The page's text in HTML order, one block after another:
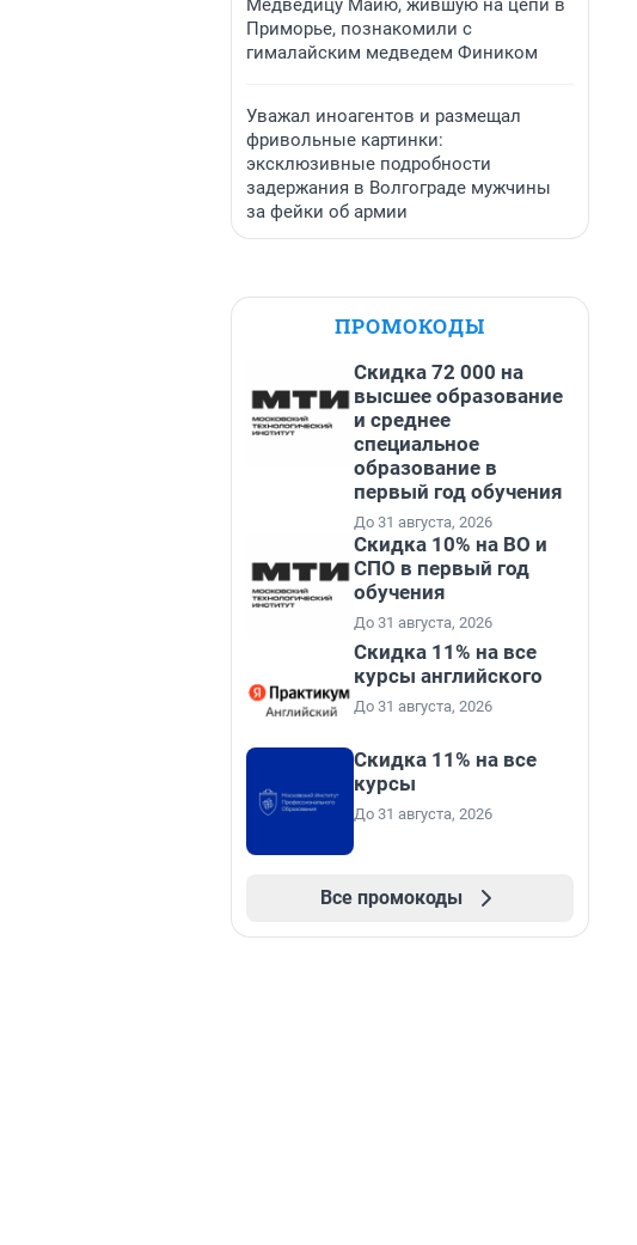
Медведицу Майю, жившую на цепи в
Приморье, познакомили с
гималайским медведем Фиником
Уважал иноагентов и размещал
фривольные картинки:
эксклюзивные подробности
задержания в Волгограде мужчины
за фейки об армии
ПРОМОКОДЫ
Скидка 72 000 на
высшее образование
и среднее
специальное
образование в
первый год обучения
До 31 августа, 2026
Скидка 10% на ВО и
СПО в первый год
обучения
До 31 августа, 2026
Скидка 11% на все
курсы английского
До 31 августа, 2026
Скидка 11% на все
курсы
До 31 августа, 2026
Все промокоды